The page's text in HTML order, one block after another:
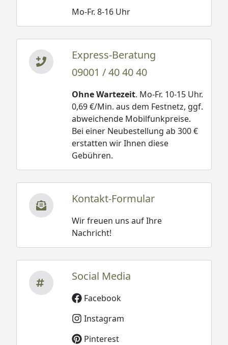
Mo-Fr. 8-16 Uhr
Express-Beratung
09001 / 40 40 40
Ohne Wartezeit. Mo-Fr. 10-15 Uhr.
0,69 €/Min. aus dem Festnetz, ggf.
abweichende Mobilfunkpreise.
Bei einer Neubestellung ab 300 €
erstatten wir Ihnen diese
Gebühren.
Kontakt-Formular
Wir freuen uns auf Ihre
Nachricht!
Social Media
Facebook
Instagram
Pinterest